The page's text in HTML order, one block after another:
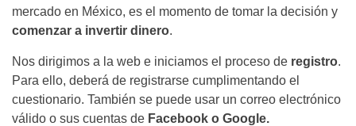
mercado en México, es el momento de tomar la decisión y
comenzar a invertir dinero.
Nos dirigimos a la web e iniciamos el proceso de registro.
Para ello, deberá de registrarse cumplimentando el
cuestionario. También se puede usar un correo electrónico
válido o sus cuentas de Facebook o Google.